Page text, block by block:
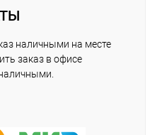
наличными на месте
заказ в офисе